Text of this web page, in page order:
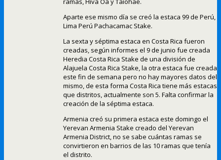
Aparte ese mismo día se creó la estaca 99 de Perú,
Lima Perú Pachacamac Stake.
La sexta y séptima estaca en Costa Rica fueron
creadas, según informes el 9 de junio fue creada
Heredia Costa Rica Stake de una división de
Alajuela Costa Rica Stake, la otra estaca fue creada
este fin de semana pero no hay mayores datos del
mismo, de esta forma Costa Rica tiene más estacas
que distritos, actualmente son 5. Falta confirmar la
creación de la séptima estaca.
Armenia creó su primera estaca este domingo el
Yerevan Armenia Stake creado del Yerevan
Armenia District, no se sabe cuántas ramas se
convirtieron en barrios de las 10 ramas que tenía
el distrito.